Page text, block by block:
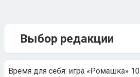
Выбор редакции
Время для себя: игра «Ромашка» 10